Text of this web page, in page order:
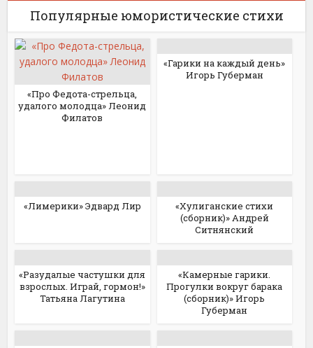
Популярные юмористические стихи
«Про Федота-стрельца,
удалого молодца» Леонид
Филатов
«Гарики на каждый день»
Игорь Губерман
«Лимерики» Эдвард Лир
«Хулиганские стихи
(сборник)» Андрей
Ситнянский
«Разудалые частушки для
взрослых. Играй, гормон!»
Татьяна Лагутина
«Камерные гарики.
Прогулки вокруг барака
(сборник)» Игорь
Губерман